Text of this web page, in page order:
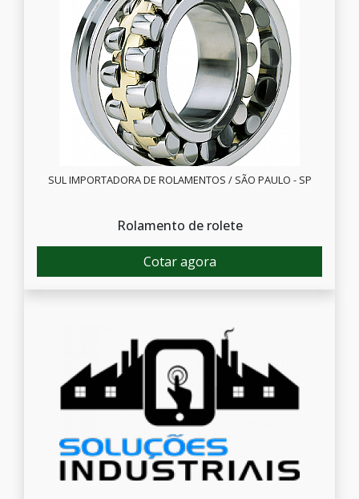
SUL IMPORTADORA DE ROLAMENTOS / SÃO PAULO - SP
Rolamento de rolete
Cotar agora